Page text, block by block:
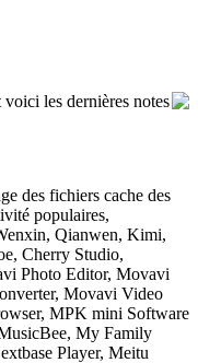
les dernières notes
des fichiers cache des
populaires,
Qianwen, Kimi,
Cherry Studio,
Photo Editor, Movavi
Movavi Video
MPK mini Software
My Family
Player, Meitu